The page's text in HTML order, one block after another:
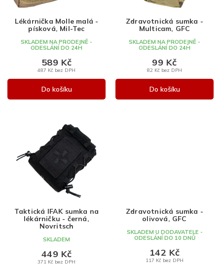
k
t
ů
Lékárnička Molle malá -
písková, Mil-Tec
SKLADEM NA PRODEJNĚ -
ODESLÁNÍ DO 24H
487 Kč bez DPH
589 Kč
Do košíku
Zdravotnická sumka -
Multicam, GFC
SKLADEM NA PRODEJNĚ -
ODESLÁNÍ DO 24H
82 Kč bez DPH
99 Kč
Do košíku
Taktická IFAK sumka na
lékárničku - černá,
Novritsch
SKLADEM
371 Kč bez DPH
449 Kč
Zdravotnická sumka -
olivová, GFC
SKLADEM U DODAVATELE -
ODESLÁNÍ DO 10 DNŮ
117 Kč bez DPH
142 Kč